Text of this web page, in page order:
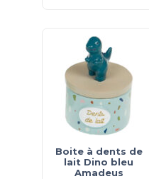
Boite à dents de
lait Dino bleu
Amadeus